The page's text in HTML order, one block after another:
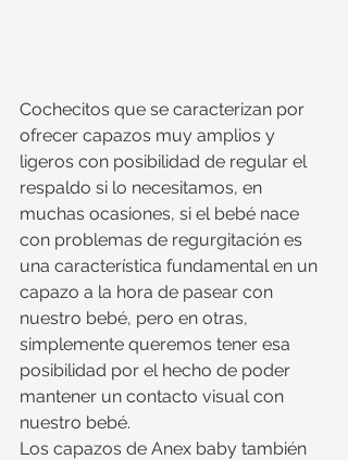
Cochecitos que se caracterizan por
ofrecer capazos muy amplios y
ligeros con posibilidad de regular el
respaldo si lo necesitamos, en
muchas ocasiones, si el bebé nace
con problemas de regurgitación es
una característica fundamental en un
capazo a la hora de pasear con
nuestro bebé, pero en otras,
simplemente queremos tener esa
posibilidad por el hecho de poder
mantener un contacto visual con
nuestro bebé.
Los capazos de Anex baby también